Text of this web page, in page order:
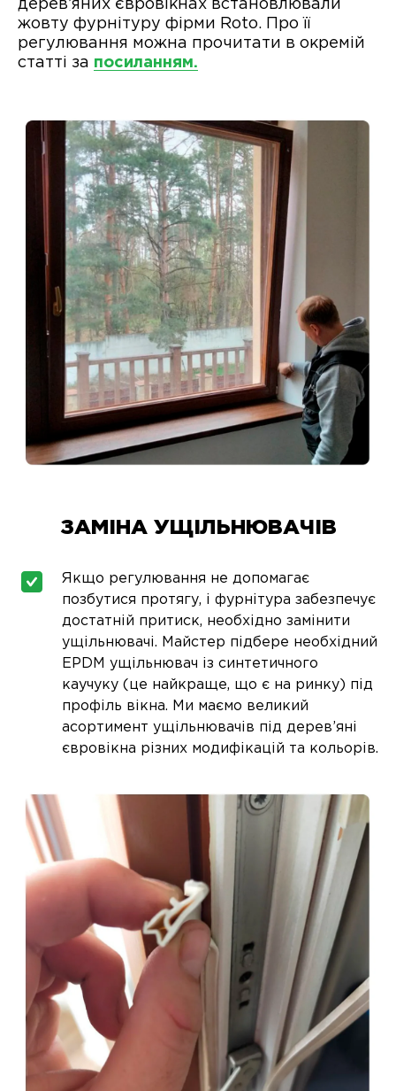
дерев’яних євровікнах встановлювали
жовту фурнітуру фірми Roto. Про її
регулювання можна прочитати в окремій
статті за посиланням.
ЗАМІНА УЩІЛЬНЮВАЧІВ
Якщо регулювання не допомагає
позбутися протягу, і фурнітура забезпечує
достатній притиск, необхідно замінити
ущільнювачі. Майстер підбере необхідний
EPDM ущільнювач із синтетичного
каучуку (це найкраще, що є на ринку) під
профіль вікна. Ми маємо великий
асортимент ущільнювачів під дерев’яні
євровікна різних модифікацій та кольорів.